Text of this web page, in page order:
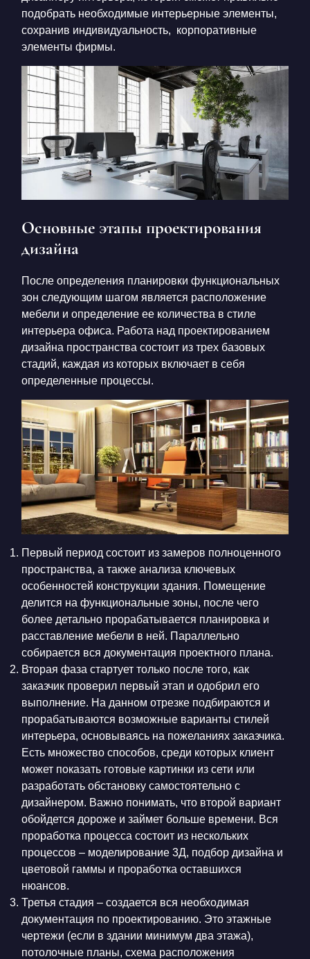
подобрать необходимые интерьерные элементы,
сохранив индивидуальность, корпоративные
элементы фирмы.
Основные этапы проектирования
дизайна
После определения планировки функциональных
зон следующим шагом является расположение
мебели и определение ее количества в стиле
интерьера офиса. Работа над проектированием
дизайна пространства состоит из трех базовых
стадий, каждая из которых включает в себя
определенные процессы.
Первый период состоит из замеров полноценного
пространства, а также анализа ключевых
особенностей конструкции здания. Помещение
делится на функциональные зоны, после чего
более детально прорабатывается планировка и
расставление мебели в ней. Параллельно
собирается вся документация проектного плана.
Вторая фаза стартует только после того, как
заказчик проверил первый этап и одобрил его
выполнение. На данном отрезке подбираются и
прорабатываются возможные варианты стилей
интерьера, основываясь на пожеланиях заказчика.
Есть множество способов, среди которых клиент
может показать готовые картинки из сети или
разработать обстановку самостоятельно с
дизайнером. Важно понимать, что второй вариант
обойдется дороже и займет больше времени. Вся
проработка процесса состоит из нескольких
процессов – моделирование 3Д, подбор дизайна и
цветовой гаммы и проработка оставшихся
нюансов.
Третья стадия – создается вся необходимая
документация по проектированию. Это этажные
чертежи (если в здании минимум два этажа),
потолочные планы, схема расположения